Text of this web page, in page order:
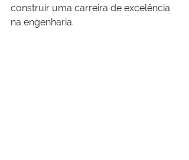
construir uma carreira de excelência
na engenharia.